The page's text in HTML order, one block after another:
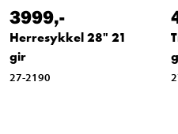
3999,-
Herresykkel 28" 21
gir
27-2190